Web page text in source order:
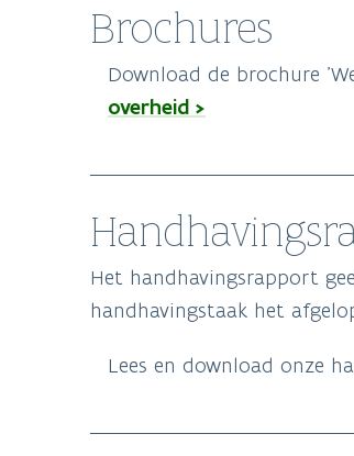
Brochures
Download de brochure
overheid >
Het handhavingsrapport
handhavingstaak het
Lees en download onze